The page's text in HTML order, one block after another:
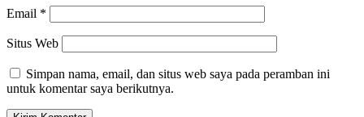
Email *
Situs Web
Simpan nama, email, dan situs web saya pada peramban ini
untuk komentar saya berikutnya.